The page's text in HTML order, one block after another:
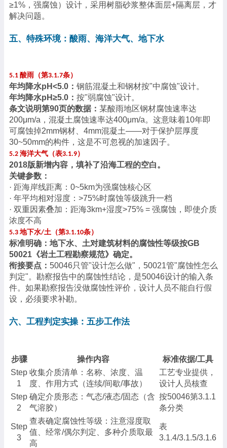
≥1%，强腐蚀）设计，采用树脂砂浆整体面层+隔离层，才
解决问题。
五、特殊环境：酸雨、海洋大气、地下水
5.1 酸雨（第3.1.7条）
年均降水pH<5.0： 钢筋混凝土和钢材按"中腐蚀"设计。
年均降水pH≥5.0： 按"弱腐蚀"设计。
条文说明第90页的数据： 某酸雨地区钢材腐蚀速率达
200μm/a，混凝土腐蚀速率达400μm/a。这意味着10年即
可腐蚀掉2mm钢材、4mm混凝土——对于保护层厚度
30~50mm的构件，这是不可忽视的加速因子。
5.2 海洋大气（表3.1.9）
2018版新增内容，填补了沿海工程的空白。
关键参数：
· 距海岸线距离： 0~5km为强腐蚀核心区
· 年平均相对湿度： >75%时腐蚀等级跳升一档
· 双重因素叠加：距海3km+湿度>75% = 强腐蚀，即使介质
浓度不高
5.3 地下水/土（第3.1.10条）
标准明确：地下水、土对建筑材料的腐蚀性等级按GB
50021《岩土工程勘察规范》确定。
衔接要点： 50046只管"设计怎么做"，50021管"腐蚀性怎么
判定"。勘察报告中的腐蚀性结论，是50046设计的输入条
件。如果勘察报告没做腐蚀性评价，设计人员不能自行假
设，必须要求补勘。
六、工程判定实操：五步工作法
步骤 操作内容 标准依据/工具
Step
1
收集介质清单：名称、浓度、温
度、作用方式（连续/间歇/事故）
工艺专业提供，
设计人员核查
Step
2
确定介质形态：气态/液态/固态（含
气溶胶）
按50046第3.1.1
条分类
Step
3
查表确定腐蚀性等级：注意湿度取
值、经常/偶尔判定、多种介质取最
高
表
3.1.4/3.1.5/3.1.6